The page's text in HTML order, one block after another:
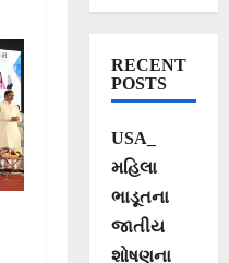
RECENT
POSTS
USA_
મહિલા
ભાડૂતના
જાતીય
શોષણના